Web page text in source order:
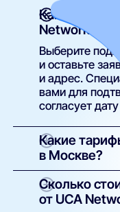
Как
Networks?
Выберите
и оставьте
и адрес.
вами для
согласует
Какие
в Москве?
В Москве
скоростью —
зависимости
Сколько
от UCA